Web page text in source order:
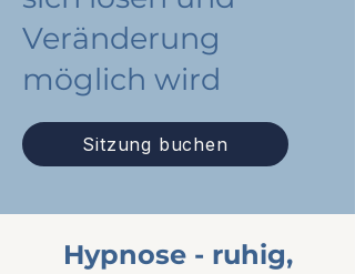
Veränderung
möglich wird
Sitzung buchen
Hypnose - ruhig,